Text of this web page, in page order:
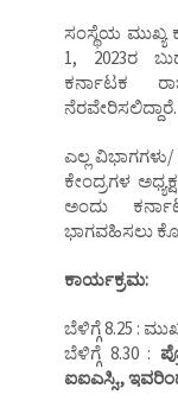
ಸಂಸ್ಥೆಯ ಮುಖ್ಯ
1, 2023ರ
ಕರ್ನಾಟಕ
ನೆರವೇರಿಸಲಿದ್ದಾರೆ.
ಎಲ್ಲ
ಕೇಂದ್ರಗಳ
ಅಂದು
ಭಾಗವಹಿಸಲು
ಕಾರ್ಯಕ್ರಮ:
ಬೆಳಿಗ್ಗೆ 8.25 :
ಬೆಳಿಗ್ಗೆ 8.30 :
ಐಐಎಸ್ಸಿ.,